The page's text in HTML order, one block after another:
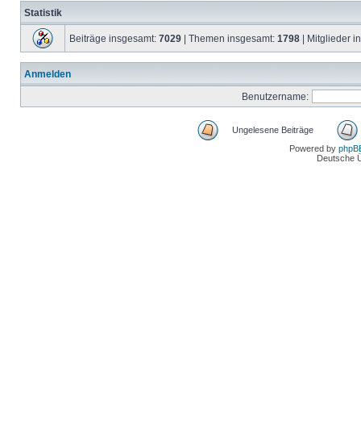
Statistik
Beiträge insgesamt: 7029 | Themen insgesamt: 1798 | Mitglieder
Anmelden
Benutzername:
Ungelesene Beiträge
Powered by
Deutsche